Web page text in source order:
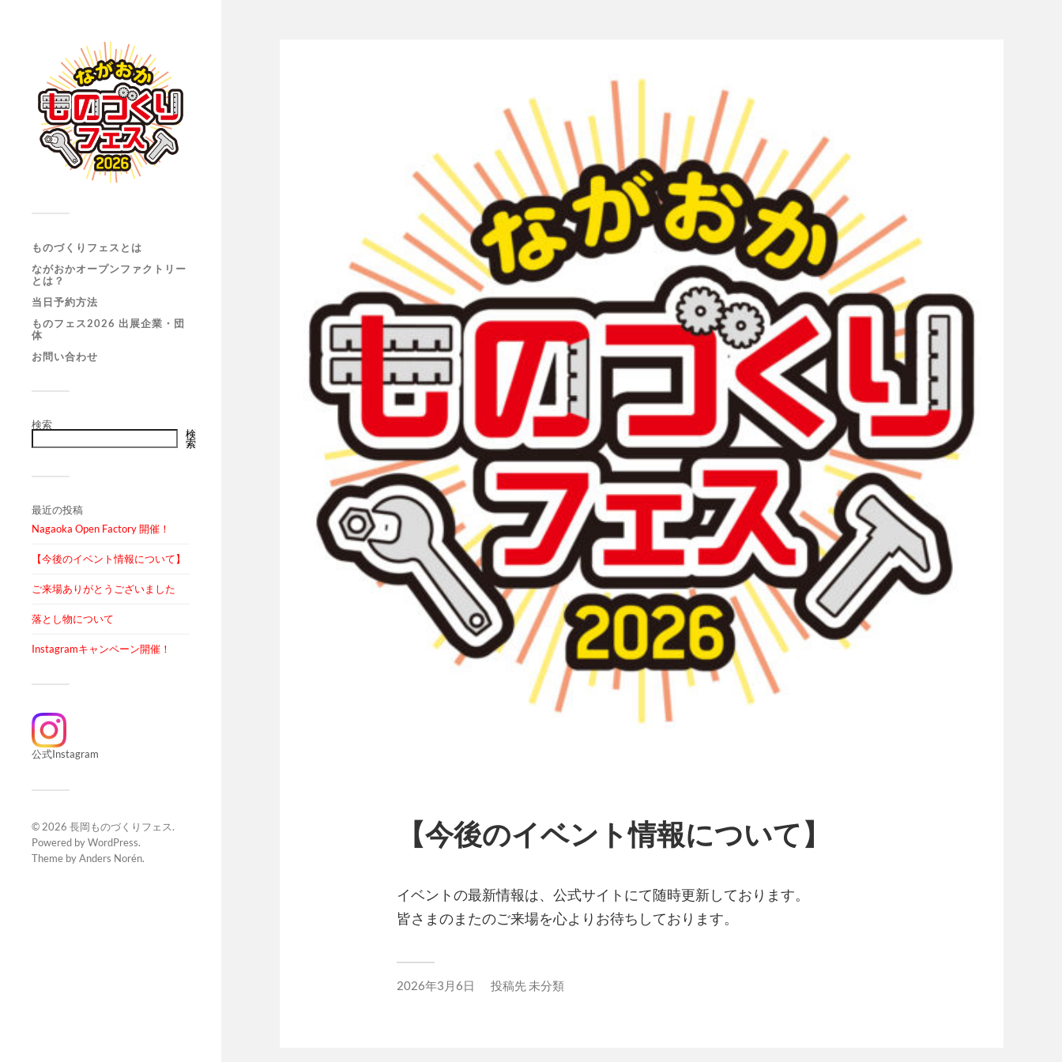
ものづくりフェスとは
ながおかオープンファクトリー
とは？
当日予約方法
ものフェス2026 出展企業・団
体
お問い合わせ
検索
検
索
最近の投稿
Nagaoka Open Factory 開催！
【今後のイベント情報について】
ご来場ありがとうございました
落とし物について
Instagramキャンペーン開催！
公式Instagram
© 2026 長岡ものづくりフェス.
Powered byWordPress.
Theme byAnders Norén.
【今後のイベント情報について】
イベントの最新情報は、公式サイトにて随時更新しております。
皆さまのまたのご来場を心よりお待ちしております。
2026年3月6日 投稿先 未分類